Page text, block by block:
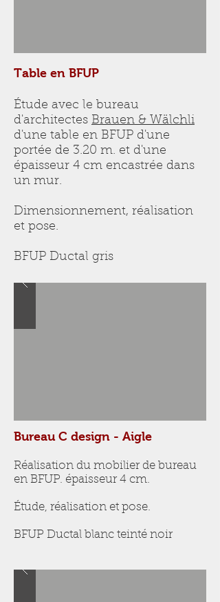
Table en BFUP
Étude avec le bureau
d'architectes Brauen & Wälchli
d'une table en BFUP d'une
portée de 3.20 m. et d'une
épaisseur 4 cm encastrée dans
un mur.
Dimensionnement, réalisation
et pose.
BFUP Ductal gris
Bureau C design - Aigle
Réalisation du mobilier de bureau
en BFUP. épaisseur 4 cm.
Étude, réalisation et pose.
BFUP Ductal blanc teinté noir